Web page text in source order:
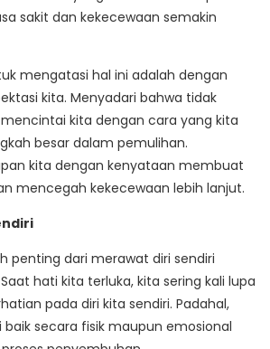
sakit dan kekecewaan semakin
mengatasi hal ini adalah dengan
kita. Menyadari bahwa tidak
kita dengan cara yang kita
besar dalam pemulihan.
kita dengan kenyataan membuat
mencegah kekecewaan lebih lanjut.
penting dari merawat diri sendiri
hati kita terluka, kita sering kali lupa
pada diri kita sendiri. Padahal,
secara fisik maupun emosional